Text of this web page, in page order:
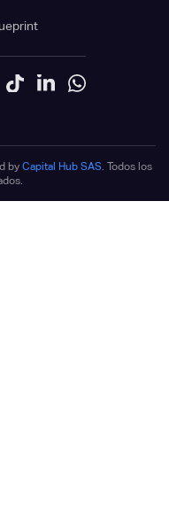
by Capital Hub SAS. Todos los